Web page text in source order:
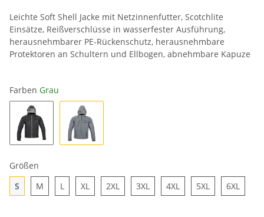
Leichte Soft Shell Jacke mit Netzinnenfutter, Scotchlite
Einsätze, Reißverschlüsse in wasserfester Ausführung,
herausnehmbarer PE-Rückenschutz, herausnehmbare
Protektoren an Schultern und Ellbogen, abnehmbare Kapuze
Farben Grau
Größen
S
M L XL 2XL 3XL 4XL 5XL 6XL